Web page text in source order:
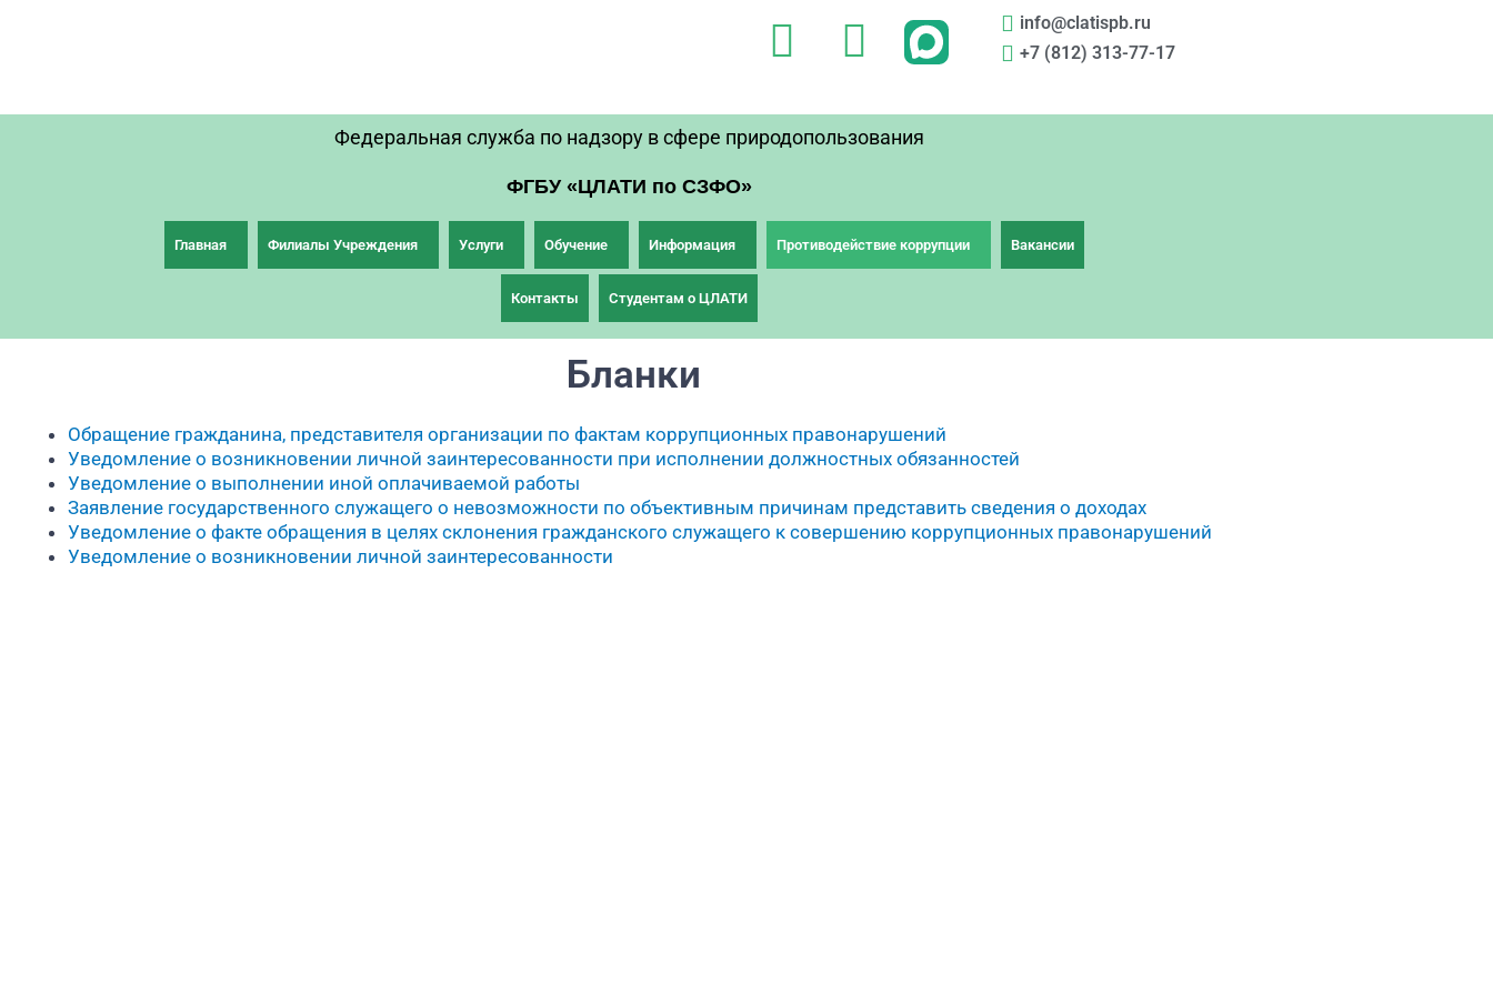
V
T
l
g
r
m
info@clatispb.ru
+7 (812) 313-77-17
Федеральная служба по надзору в сфере природопользования
ФГБУ «ЦЛАТИ по СЗФО»
Главная Филиалы Учреждения Услуги Обучение Информация Противодействие коррупции Вакансии
Контакты Студентам о ЦЛАТИ
Бланки
Обращение гражданина, представителя организации по фактам коррупционных правонарушений
Уведомление о возникновении личной заинтересованности при исполнении должностных обязанностей
Уведомление о выполнении иной оплачиваемой работы
Заявление государственного служащего о невозможности по объективным причинам представить сведения о доходах
Уведомление о факте обращения в целях склонения гражданского служащего к совершению коррупционных правонарушений
Уведомление о возникновении личной заинтересованности